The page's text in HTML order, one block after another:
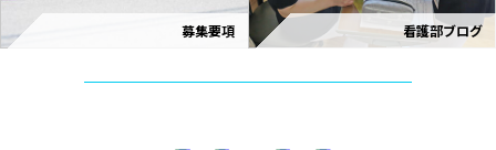
募集要項 看護部ブログ